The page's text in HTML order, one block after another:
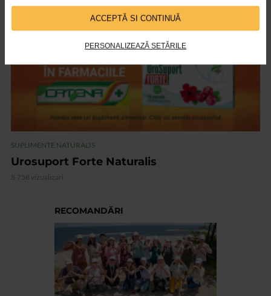
ACCEPTĂ SI CONTINUĂ
PERSONALIZEAZĂ SETĂRILE
VIDEO
SUPLIMENTE NATURALIS
Urosuport Forte Naturalis
8.758 vizualizari
RECOMANDĂRI